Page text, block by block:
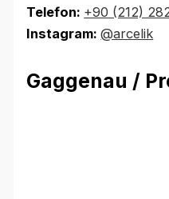
Telefon: +90 (212)
Instagram:@arcelik
Gaggenau /